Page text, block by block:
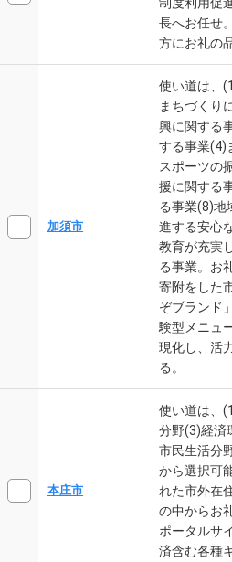
長へお任せ
方にお礼の
加須市
使い道は、
まちづくり
興に関する
する事業(4)
スポーツの
援に関する
る事業(8)地
進する安心
教育が充実
る事業。お
寄附をした
ぞブランド
験型メニュ
現化し、活
る。
本庄市
使い道は、
分野(3)経済
市民生活分
から選択可
れた市外在
の中からお
ポータルサ
済含む各種